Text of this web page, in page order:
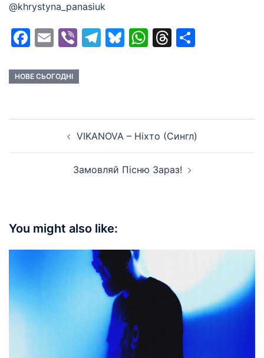
@khrystyna_panasiuk
Facebook
EmailViberTelegram
Bluesky
WhatsApp
Threads
НОВЕ СЬОГОДНІ
navigationVIKANOVA – Ніхто (Сингл)
Замовляй Пiсню Зараз!
You might also like: